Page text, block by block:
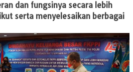
dan fungsinya secara lebih
serta menyelesaikan berbagai